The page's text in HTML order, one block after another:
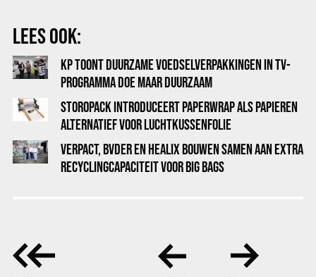
LEES OOK:
KP TOONT DUURZAME VOEDSELVERPAKKINGEN IN TV-
PROGRAMMA DOE MAAR DUURZAAM
STOROPACK INTRODUCEERT PAPERWRAP ALS PAPIEREN
ALTERNATIEF VOOR LUCHTKUSSENFOLIE
VERPACT, BVDER EN HEALIX BOUWEN SAMEN AAN EXTRA
RECYCLINGCAPACITEIT VOOR BIG BAGS